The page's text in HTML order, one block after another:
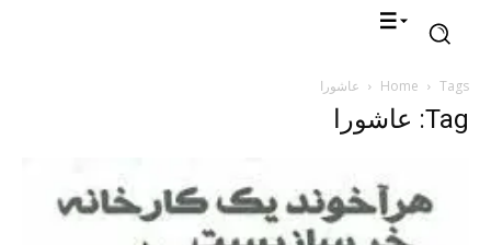
Home Tags عاشورا
Tag: عاشورا